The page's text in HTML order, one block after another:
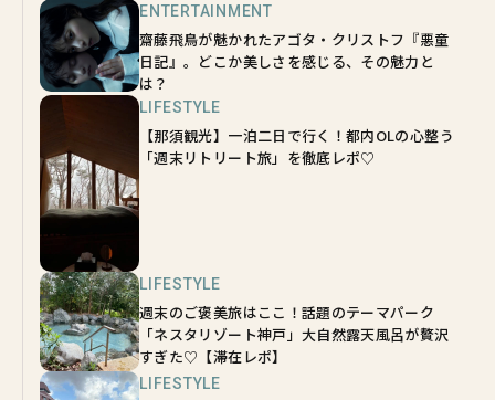
ENTERTAINMENT
齋藤飛鳥が魅かれたアゴタ・クリストフ『悪童
日記』。どこか美しさを感じる、その魅力と
は？
LIFESTYLE
【那須観光】一泊二日で行く！都内OLの心整う
「週末リトリート旅」を徹底レポ♡
LIFESTYLE
週末のご褒美旅はここ！話題のテーマパーク
「ネスタリゾート神戸」大自然露天風呂が贅沢
すぎた♡【滞在レポ】
LIFESTYLE